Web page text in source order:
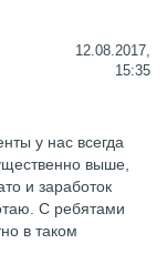
12.08.2017,
15:35
у нас всегда
выше,
и заработок
С ребятами
в таком